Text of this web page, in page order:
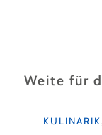
Weite für
KULINARIK